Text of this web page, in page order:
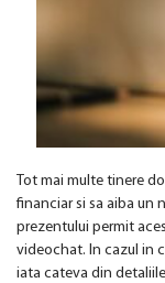
Tot mai multe tinere
financiar si sa aiba un
prezentului permit
videochat. In cazul in
iata cateva din